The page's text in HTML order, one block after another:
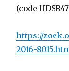
(code
https://
2016-